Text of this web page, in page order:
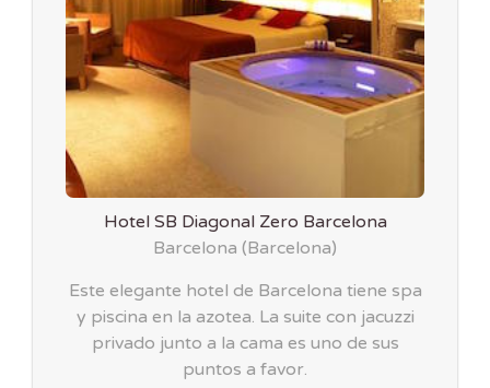
Hotel SB Diagonal Zero Barcelona
Barcelona (Barcelona)
Este elegante hotel de Barcelona tiene spa
y piscina en la azotea. La suite con jacuzzi
privado junto a la cama es uno de sus
puntos a favor.